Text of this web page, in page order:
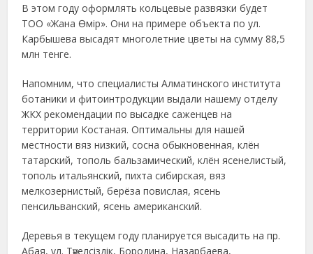
В этом году оформлять кольцевые развязки будет
ТОО «Жана Өмір». Они на примере объекта по ул.
Карбышева высадят многолетние цветы на сумму 88,5
млн тенге.
Напомним, что специалисты Алматинского института
ботаники и фитоинтродукции выдали нашему отделу
ЖКХ рекомендации по высадке саженцев на
территории Костаная. Оптимальны для нашей
местности вяз низкий, сосна обыкновенная, клён
татарский, тополь бальзамический, клён ясенелистый,
тополь итальянский, пихта сибирская, вяз
мелкозернистый, берёза повислая, ясень
пенсильванский, ясень американский.
Деревья в текущем году планируется высадить на пр.
Абая, ул. Тәуелсіздік, Бородина, Назарбаева,